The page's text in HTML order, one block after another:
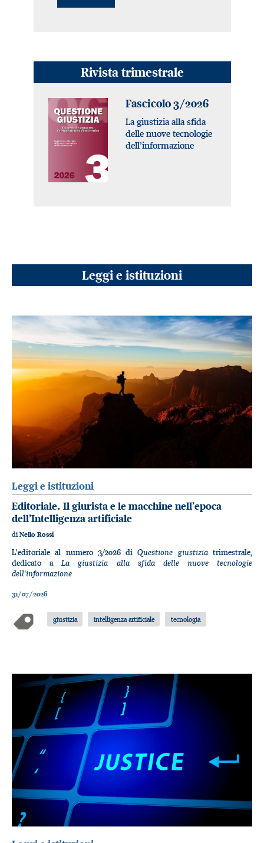
Rivista trimestrale
Fascicolo 3/2026
La giustizia alla sfida
delle nuove tecnologie
dell’informazione
Leggi e istituzioni
Leggi e istituzioni
Editoriale. Il giurista e le macchine nell’epoca
dell’Intelligenza artificiale
di Nello Rossi
L'editoriale al numero 3/2026 diQuestione giustiziatrimestrale,
dedicato aLa giustizia alla sfida delle nuove tecnologie
dell'informazione
31/07/2026
giustizia intelligenza artificiale tecnologia